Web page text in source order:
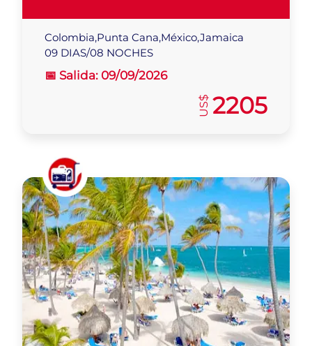
Colombia,Punta Cana,México,Jamaica
09 DIAS/08 NOCHES
📅 Salida: 09/09/2026
US$2205